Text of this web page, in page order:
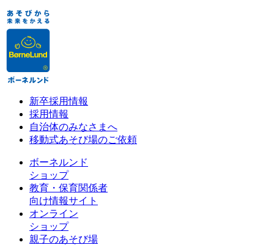
新卒採用情報
採用情報
自治体のみなさまへ
移動式あそび場のご依頼
ボーネルンド
ショップ
教育・保育関係者
向け情報サイト
オンライン
ショップ
親子のあそび場